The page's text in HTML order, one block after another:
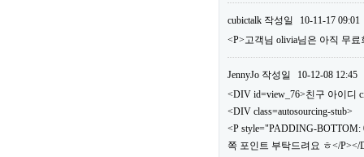
cubictalk 작성일
10-11-17 09:01
<P>고객님 olivia님은 아직 무
JennyJo 작성일
10-12-08 12:45
<DIV id=view_76>친구 아이디
<DIV class=autosourcing-stub>
<P style="PADDING-
쪽 포인트 부탁드려요 ㅎ</